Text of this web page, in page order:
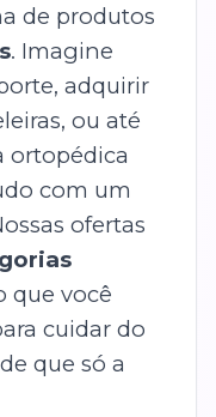
de produtos
. Imagine
adquirir
ou até
ortopédica
com um
ofertas
que você
cuidar do
que só a